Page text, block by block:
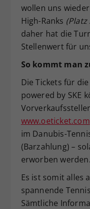
wollen uns
High-Ranks (Platz
daher hat die
Stellenwert für
So kommt man
Die Tickets für
powered by SKE
www.oeticket.com
im Danubis-
(Barzahlung) –
erworben werden.
Es ist somit alles
spannende
Sämtliche